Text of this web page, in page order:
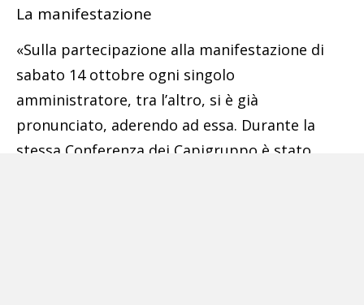
La manifestazione
«Sulla partecipazione alla manifestazione di
sabato 14 ottobre ogni singolo
amministratore, tra l’altro, si è già
pronunciato, aderendo ad essa. Durante la
stessa Conferenza dei Capigruppo è stato